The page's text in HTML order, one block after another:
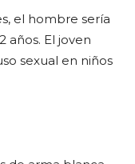
el hombre sería
años. El joven
sexual en niños